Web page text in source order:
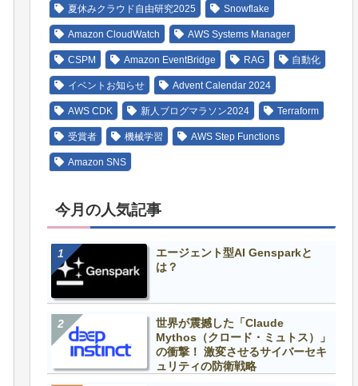
夏休みクラウド自由研究2025 Snowflake
Amazon CloudWatch AWS Systems Manager
CSPM Amazon EventBridge RAG 自動化
イベントお知らせ Advent Calendar 2024
AWS CDK 新人ブログマラソン2024 Terraform
受賞者 機械学習 AWS Step Functions
Amazon SNS
今月の人気記事
エージェント型AI Gensparkと
は？
世界が震撼した「Claude
Mythos（クロード・ミュトス）」
の衝撃！ 激変させるサイバーセキ
ュリティの防衛戦略